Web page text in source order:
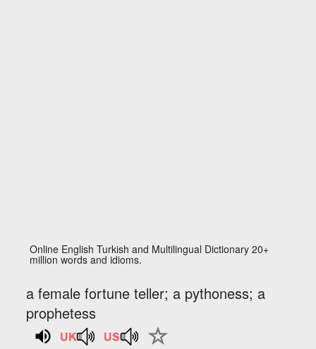
Online English Turkish and Multilingual Dictionary 20+
million words and idioms.
a female fortune teller; a pythoness; a
prophetess